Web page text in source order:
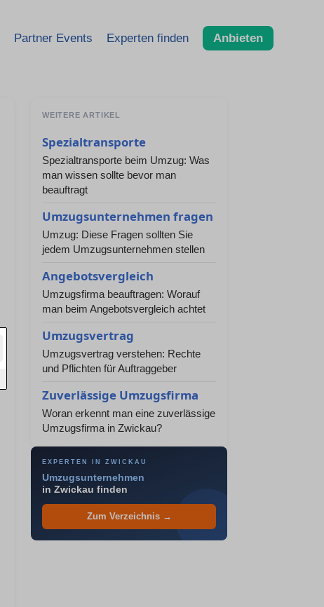
Partner Events Experten finden Anbieten
WEITERE ARTIKEL
Spezialtransporte
Spezialtransporte beim Umzug: Was
man wissen sollte bevor man
beauftragt
Umzugsunternehmen fragen
Umzug: Diese Fragen sollten Sie
jedem Umzugsunternehmen stellen
Angebotsvergleich
Umzugsfirma beauftragen: Worauf
man beim Angebotsvergleich achtet
Umzugsvertrag
Umzugsvertrag verstehen: Rechte
und Pflichten für Auftraggeber
Zuverlässige Umzugsfirma
Woran erkennt man eine zuverlässige
Umzugsfirma in Zwickau?
EXPERTEN IN ZWICKAU
Umzugsunternehmen
in Zwickau finden
Zum Verzeichnis →